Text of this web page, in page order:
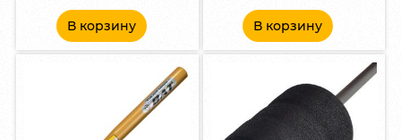
В корзину В корзину